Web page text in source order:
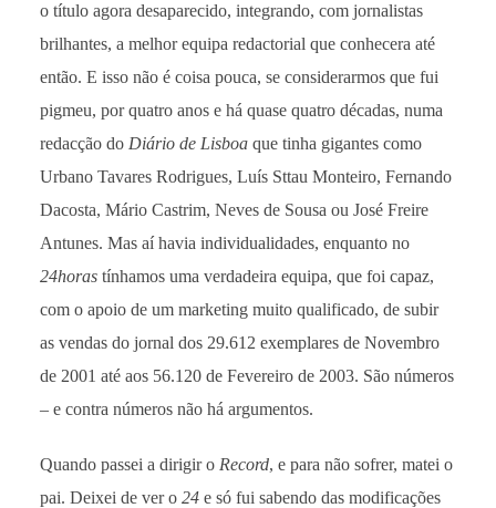
o título agora desaparecido, integrando, com jornalistas
brilhantes, a melhor equipa redactorial que conhecera até
então. E isso não é coisa pouca, se considerarmos que fui
pigmeu, por quatro anos e há quase quatro décadas, numa
redacção do Diário de Lisboaque tinha gigantes como
Urbano Tavares Rodrigues, Luís Sttau Monteiro, Fernando
Dacosta, Mário Castrim, Neves de Sousa ou José Freire
Antunes. Mas aí havia individualidades, enquanto no
24horas tínhamos uma verdadeira equipa, que foi capaz,
com o apoio de um marketing muito qualificado, de subir
as vendas do jornal dos 29.612 exemplares de Novembro
de 2001 até aos 56.120 de Fevereiro de 2003. São números
– e contra números não há argumentos.
Quando passei a dirigir o Record, e para não sofrer, matei o
pai. Deixei de ver o 24e só fui sabendo das modificações